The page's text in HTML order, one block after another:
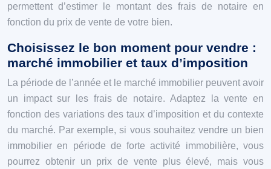
permettent d’estimer le montant des frais de notaire en
fonction du prix de vente de votre bien.
Choisissez le bon moment pour vendre :
marché immobilier et taux d’imposition
La période de l’année et le marché immobilier peuvent avoir
un impact sur les frais de notaire. Adaptez la vente en
fonction des variations des taux d’imposition et du contexte
du marché. Par exemple, si vous souhaitez vendre un bien
immobilier en période de forte activité immobilière, vous
pourrez obtenir un prix de vente plus élevé, mais vous